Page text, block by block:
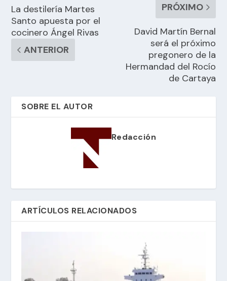
La destilería Martes
Santo apuesta por el
cocinero Ángel Rivas
ANTERIOR
PRÓXIMO
David Martín Bernal
será el próximo
pregonero de la
Hermandad del Rocío
de Cartaya
SOBRE EL AUTOR
Redacción
ARTÍCULOS RELACIONADOS